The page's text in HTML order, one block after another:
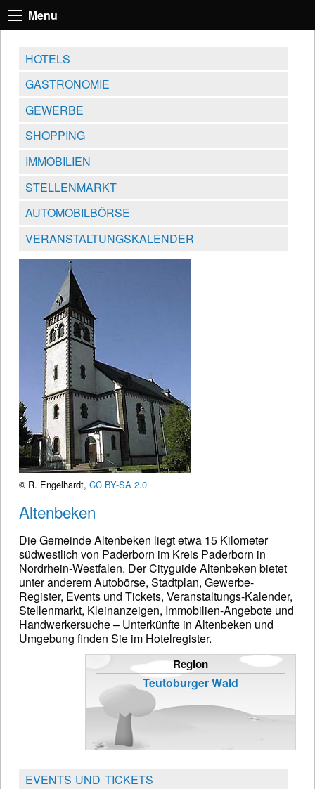
Menu
HOTELS
GASTRONOMIE
GEWERBE
SHOPPING
IMMOBILIEN
STELLENMARKT
AUTOMOBILBÖRSE
VERANSTALTUNGSKALENDER
© R. Engelhardt, CC BY-SA 2.0
Altenbeken
Die Gemeinde Altenbeken liegt etwa 15 Kilometer
südwestlich von Paderborn im Kreis Paderborn in
Nordrhein-Westfalen. Der Cityguide Altenbeken bietet
unter anderem Autobörse, Stadtplan, Gewerbe-
Register, Events und Tickets, Veranstaltungs-Kalender,
Stellenmarkt, Kleinanzeigen, Immobilien-Angebote und
Handwerkersuche – Unterkünfte in Altenbeken und
Umgebung finden Sie im Hotelregister.
Region
Teutoburger Wald
EVENTS UND TICKETS